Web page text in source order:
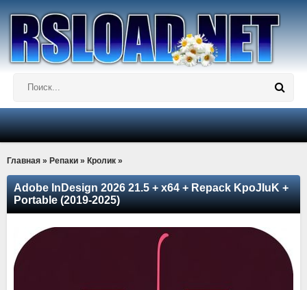
Главная » Репаки » Кролик »
Adobe InDesign 2026 21.5 + x64 + Repack KpoJIuK +
Portable (2019-2025)